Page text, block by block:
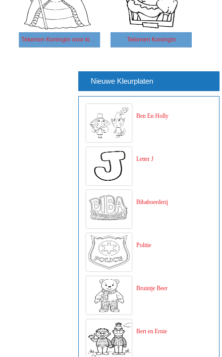
Tekenen Koningin voor kinderen Tekenen Koningin
Nieuwe Kleurplaten
Ben En Holly
Letter J
Bibaboerderij
Politie
Bruintje Beer
Bert en Ernie